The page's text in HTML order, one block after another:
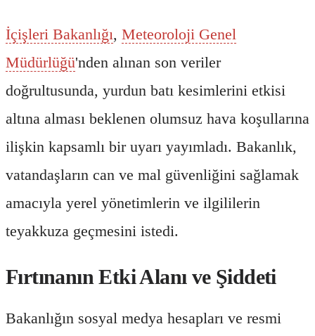
İçişleri Bakanlığı, Meteoroloji Genel
Müdürlüğü'nden alınan son veriler
doğrultusunda, yurdun batı kesimlerini etkisi
altına alması beklenen olumsuz hava koşullarına
ilişkin kapsamlı bir uyarı yayımladı. Bakanlık,
vatandaşların can ve mal güvenliğini sağlamak
amacıyla yerel yönetimlerin ve ilgililerin
teyakkuza geçmesini istedi.
Fırtınanın Etki Alanı ve Şiddeti
Bakanlığın sosyal medya hesapları ve resmi